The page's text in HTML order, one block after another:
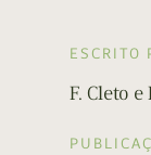
ESCRITO
F. Cleto e